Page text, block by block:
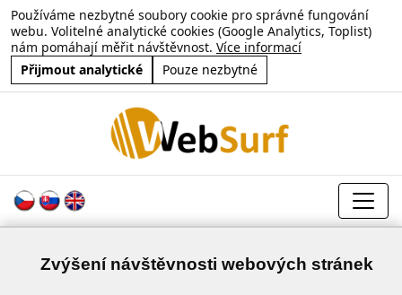
Používáme nezbytné soubory cookie pro správné fungování
webu. Volitelné analytické cookies (Google Analytics, Toplist)
nám pomáhají měřit návštěvnost. Více informací
Přijmout analytické
Pouze nezbytné
Zvýšení návštěvnosti webových stránek